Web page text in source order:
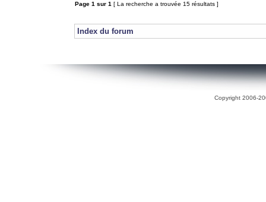
Page 1 sur 1 [ La recherche a trouvée 15 résultats ]
Index du forum
Copyright 2006-